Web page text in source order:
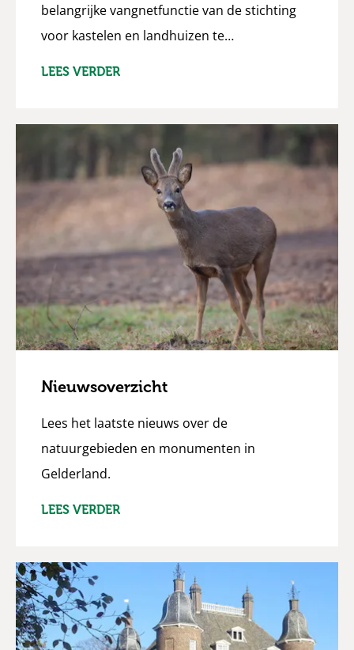
belangrijke vangnetfunctie van de stichting
voor kastelen en landhuizen te…
LEES VERDER
Nieuwsoverzicht
Lees het laatste nieuws over de
natuurgebieden en monumenten in
Gelderland.
LEES VERDER